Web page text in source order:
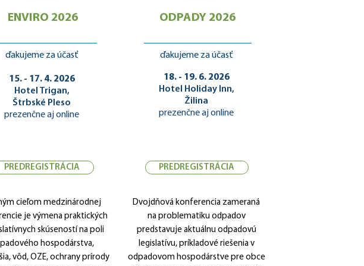
ENVIRO 2026
ďakujeme za účasť
15. - 17. 4. 2026
Hotel Trigan,
Štrbské Pleso
prezenčne aj online
PREDREGISTRÁCIA
cieľom medzinárodnej
je výmena praktických
skúseností na poli
hospodárstva,
vôd, OZE, ochrany prírody
ODPADY 2026
ďakujeme za účasť
18. - 19. 6. 2026
Hotel Holiday Inn,
Žilina
prezenčne aj online
PREDREGISTRÁCIA
Dvojdňová konferencia zameraná
na problematiku odpadov
predstavuje aktuálnu odpadovú
legislatívu, príkladové riešenia v
odpadovom hospodárstve pre obce